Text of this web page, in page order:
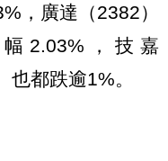
，廣達（2382）
2.03%，技嘉
也都跌逾1%。